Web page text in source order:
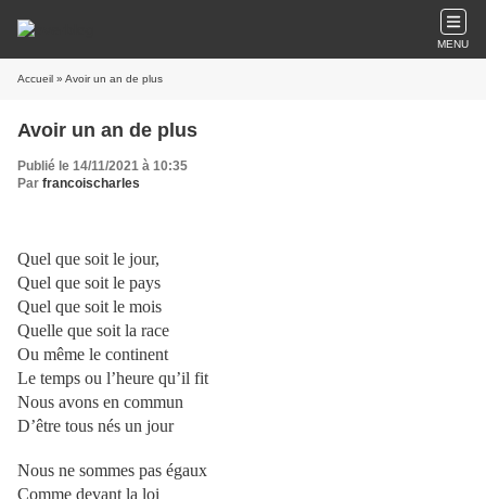
MENU
Accueil » Avoir un an de plus
Avoir un an de plus
Publié le 14/11/2021 à 10:35
Par francoischarles
Quel que soit le jour,
Quel que soit le pays
Quel que soit le mois
Quelle que soit la race
Ou même le continent
Le temps ou l’heure qu’il fit
Nous avons en commun
D’être tous nés un jour
Nous ne sommes pas égaux
Comme devant la loi